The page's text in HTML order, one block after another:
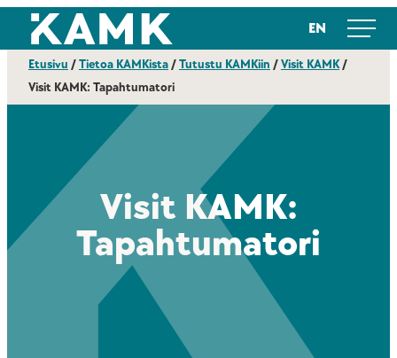
Siirry
suoraan
sisältöön
Kajaanin ammattikorkeakoulu EN
Etusivu /Tietoa KAMKista/Tutustu KAMKiin /Visit KAMK/
Visit KAMK: Tapahtumatori
Visit KAMK:
Tapahtumatori